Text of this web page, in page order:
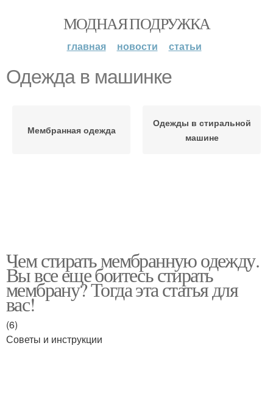
МОДНАЯ ПОДРУЖКА
главная новости статьи
Одежда в машинке
Мембранная одежда
Одежды в стиральной
машине
Чем стирать мембранную одежду.
Вы все еще боитесь стирать
мембрану? Тогда эта статья для
вас!
(6)
Советы и инструкции